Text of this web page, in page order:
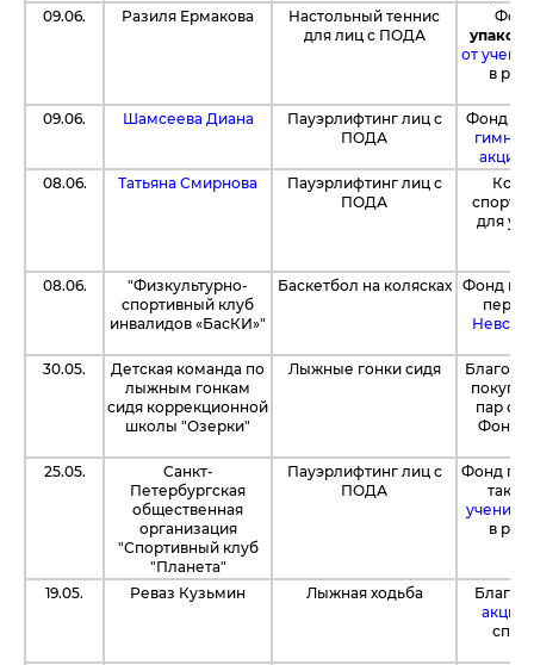
09.06.
Разиля Ермакова
Настольный теннис
для лиц с ПОДА
от
в
09.06. Шамсеева Диана
Пауэрлифтинг лиц с
ПОДА
Фонд
акции
08.06.
Татьяна Смирнова
Пауэрлифтинг лиц с
ПОДА
для
08.06.
"Физкультурно-
спортивный клуб
инвалидов «БасКИ»"
Баскетбол на колясках Фонд
30.05.
Детская команда по
лыжным гонкам
сидя коррекционной
школы "Озерки"
Лыжные гонки сидя
пар
Фонд
25.05.
Санкт-
Петербургская
общественная
организация
"Спортивный клуб
"Планета"
Пауэрлифтинг лиц с
ПОДА
Фонд
в
19.05. Реваз Кузьмин Лыжная ходьба
акции